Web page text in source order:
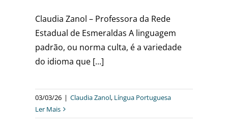
Claudia Zanol – Professora da Rede
Estadual de Esmeraldas A linguagem
padrão, ou norma culta, é a variedade
do idioma que [...]
03/03/26 | Claudia Zanol, Língua Portuguesa
Ler Mais